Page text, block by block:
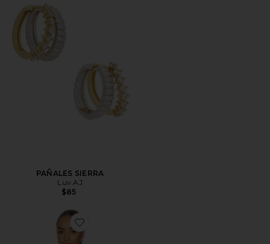
PAÑALES SIERRA
Luv AJ
$85
Favorite JERSEY NEW YORK KNICKS